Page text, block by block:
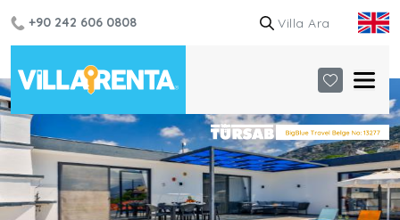
+90 242 606 0808